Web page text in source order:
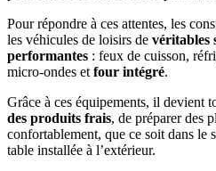
Pour répondre à ces attentes, les
les véhicules de loisirs de véritables
performantes : feux de cuisson,
micro‑ondes et four intégré.
Grâce à ces équipements, il devient
des produits frais, de préparer des
confortablement, que ce soit dans le
table installée à l’extérieur.